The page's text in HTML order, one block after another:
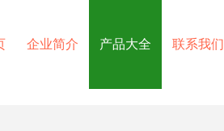
企业简介 产品大全 联系我们